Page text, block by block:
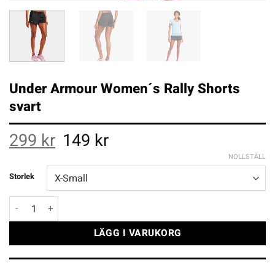
Under Armour Women´s Rally Shorts
svart
299 kr Original
price
299 kr.
149 krCurrent
149 kr.
Storlek
NOLLSTÄLL
Under Armour Women´s Rally Shorts svart mängd
LÄGG I VARUKORG